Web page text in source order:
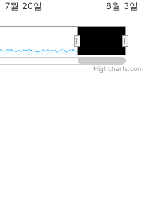
7월 20일 8월 3일
2026년
2026년
Highcharts.com